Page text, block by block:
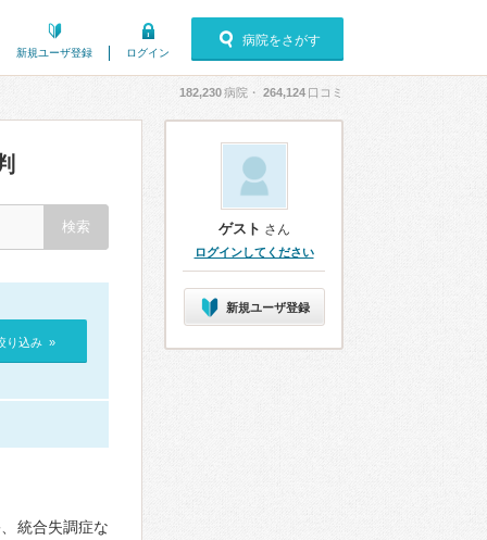
新規ユーザ登録 ログイン
病院をさがす
182,230病院・ 264,124 口コミ
り込み »
統合失調症な
ゲスト さん
ログインしてください
新規ユーザ登録